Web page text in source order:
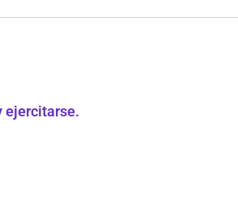
ejercitarse.